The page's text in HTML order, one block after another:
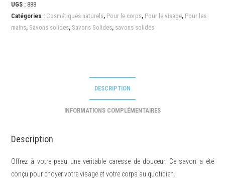
UGS : 888
Catégories : Cosmétiques naturels, Pour le corps, Pour le visage, Pour les
mains, Savons solides, Savons Solides, savons solides
DESCRIPTION
INFORMATIONS COMPLÉMENTAIRES
Description
Offrez à votre peau une véritable caresse de douceur. Ce savon a été
conçu pour choyer votre visage et votre corps au quotidien.